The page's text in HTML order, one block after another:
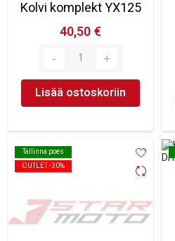
Kolvi komplekt YX125
40,50 €
Lisää ostoskoriin
Tallinna poes
OUTLET -30%
Tallinna poes
OUTLET -30%